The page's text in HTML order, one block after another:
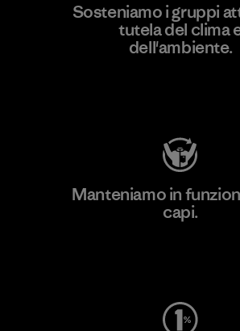
Sosteniamo i gruppi
tutela del clima
dell'ambiente.
Manteniamo in
capi.